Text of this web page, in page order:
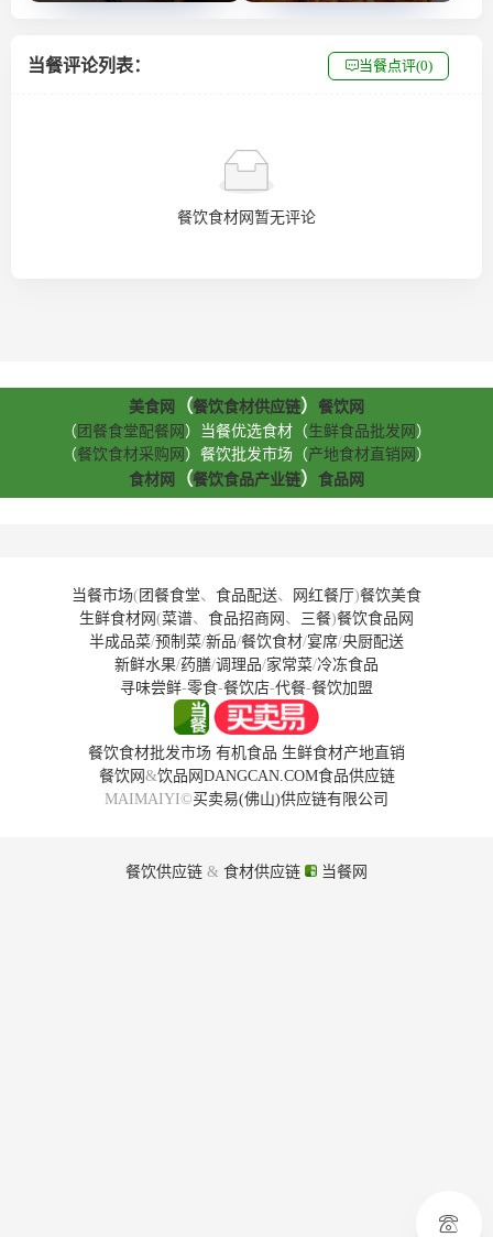
当餐评论列表： 当餐点评(0)
餐饮食材网暂无评论
美食网 （餐饮食材供应链）
餐饮网
（ 团餐食堂配餐网 ）当餐优选食材（生鲜食品批发网 ）
（餐饮食材采购网 ）餐饮批发市场（产地食材直销网 ）
食材网
（餐饮食品产业链） 食品网
当餐市场( 团餐食堂、 食品配送、 网红餐厅)餐饮美食
生鲜食材网 (菜谱、 食品招商网 、 三餐)餐饮食品网
半成品菜/预制菜/新品/餐饮食材/宴席/央厨配送
新鲜水果/药膳/调理品/家常菜/冷冻食品
寻味尝鲜-零食-餐饮店-代餐-餐饮加盟
餐饮食材批发市场 有机食品 生鲜食材产地直销
餐饮网 &饮品网 DANGCAN.COM食品供应链
MAIMAIYI©买卖易(佛山)供应链有限公司
餐饮供应链 & 食材供应链 当餐网